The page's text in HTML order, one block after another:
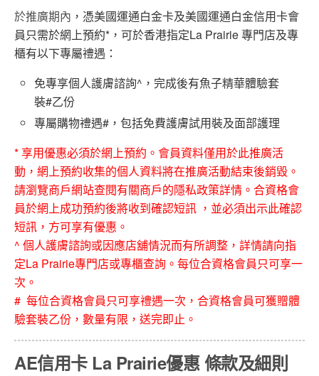
於推廣期內 ，憑美國運通白金卡及美國運通白金信用卡會
員只需於網上預約*，可於香港指定La Prairie 專門店及專
櫃有以下專屬禮遇：
免專享個人護膚諮詢^，完成後有魚子精華體驗套
裝#乙份
專屬購物禮遇#，包括免費護膚試用裝及面部護理
* 享用優惠必須於網上預約。會員資料僅用於此推廣活
動，網上預約收集的個人資料將在推廣活動結束後銷毀。
請瀏覽商戶網站查閱有關商戶的隱私政策詳情。合資格會
員於網上成功預約後將收到確認短訊 ，並必須出示此確認
短訊，方可享有優惠。
^ 個人護膚諮詢或因應店舖情況而有所調整，詳情請向指
定La Prairie專門店或專櫃查詢。每位合資格會員只可享一
次。
# 每位合資格會員只可享禮遇一次，合資格會員可獲贈體
驗套裝乙份，數量有限，送完即止。
AE信用卡 La Prairie優惠 條款及細則